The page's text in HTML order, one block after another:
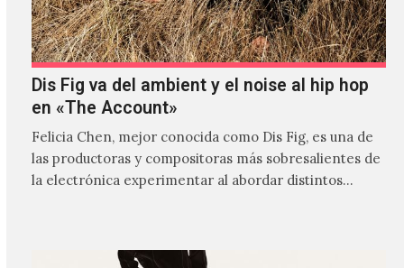
Dis Fig va del ambient y el noise al hip hop
en «The Account»
Felicia Chen, mejor conocida como Dis Fig, es una de
las productoras y compositoras más sobresalientes de
la electrónica experimentar al abordar distintos